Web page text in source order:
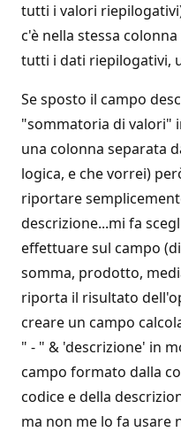
tutti i valori
c'è nella stessa
tutti i dati riepilogativi,
Se sposto il campo
"sommatoria di valori"
una colonna separata
logica, e che vorrei)
riportare
descrizione...mi fa
effettuare sul campo
somma, prodotto,
riporta il risultato
creare un campo
" - " & 'descrizione' in
campo formato dalla
codice e della
ma non me lo fa usare